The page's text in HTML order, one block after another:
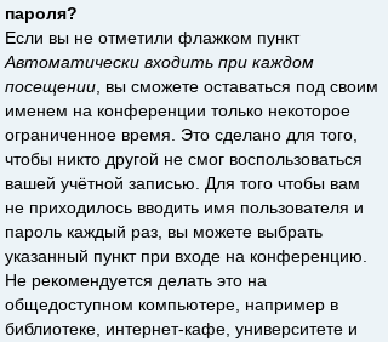
пароля?
Если вы не отметили флажком пункт
Автоматически входить при каждом
посещении , вы сможете оставаться под своим
именем на конференции только некоторое
ограниченное время. Это сделано для того,
чтобы никто другой не смог воспользоваться
вашей учётной записью. Для того чтобы вам
не приходилось вводить имя пользователя и
пароль каждый раз, вы можете выбрать
указанный пункт при входе на конференцию.
Не рекомендуется делать это на
общедоступном компьютере, например в
библиотеке, интернет-кафе, университете и